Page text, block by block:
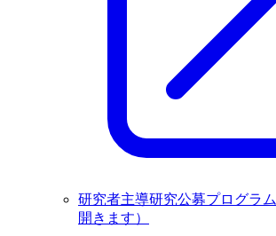
研究者主導研究公募プログラム
開きます）